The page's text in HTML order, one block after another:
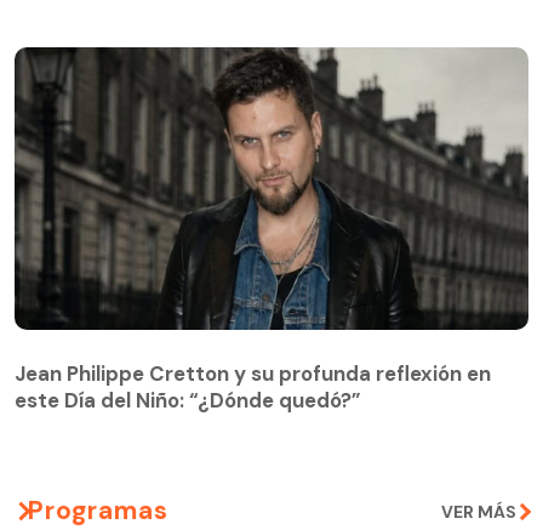
Jean Philippe Cretton y su profunda reflexión en
este Día del Niño: “¿Dónde quedó?”
Programas VER MÁS